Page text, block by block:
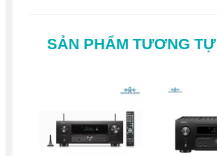
SẢN PHẨM TƯƠNG TỰ